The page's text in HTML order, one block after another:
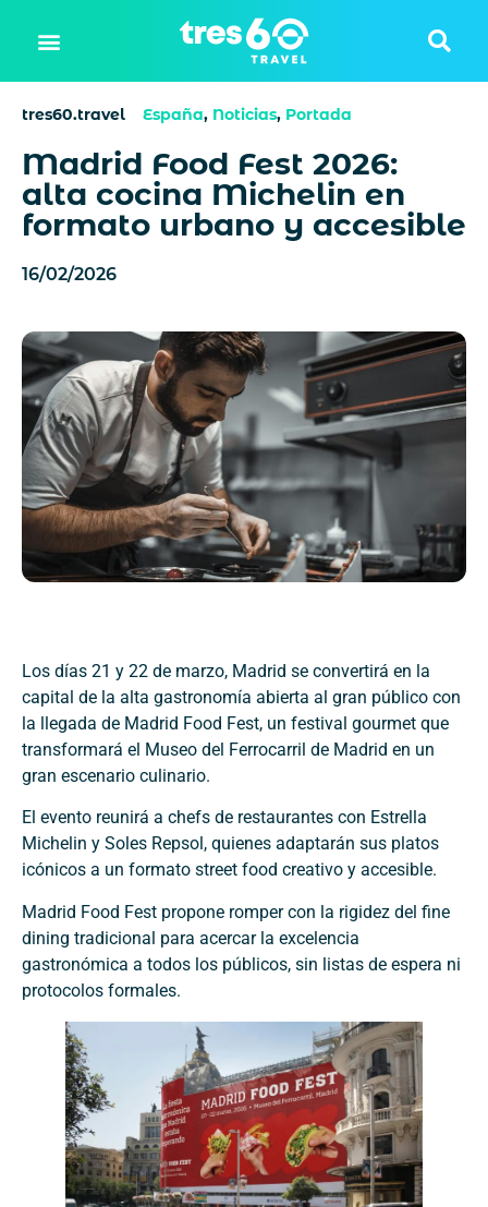
tres60.travel España, Noticias, Portada
Madrid Food Fest 2026:
alta cocina Michelin en
formato urbano y accesible
16/02/2026
Los días 21 y 22 de marzo, Madrid se convertirá en la
capital de la alta gastronomía abierta al gran público con
la llegada de Madrid Food Fest, un festival gourmet que
transformará el Museo del Ferrocarril de Madrid en un
gran escenario culinario.
El evento reunirá a chefs de restaurantes con Estrella
Michelin y Soles Repsol, quienes adaptarán sus platos
icónicos a un formato street food creativo y accesible.
Madrid Food Fest propone romper con la rigidez del fine
dining tradicional para acercar la excelencia
gastronómica a todos los públicos, sin listas de espera ni
protocolos formales.